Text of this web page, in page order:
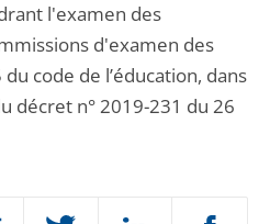
l'examen des
d'examen des
code de l’éducation, dans
décret n° 2019-231 du 26